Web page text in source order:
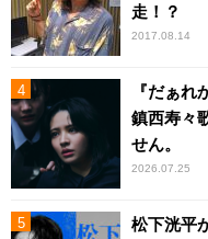
走！？
2017.08.14
『だぁ
鎮西寿々
せん。
2026.07.25
松下洸平